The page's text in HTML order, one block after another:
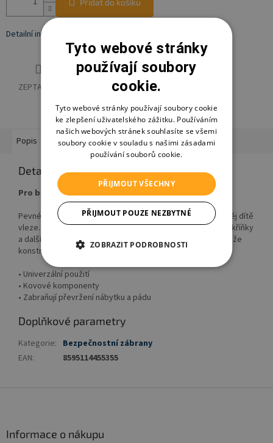
Přidat do košíku
Detailní informace
ZEPTAT SE SDÍLET
Popis Hodnocení Diskuze Značka Ostatní informace
Detailní popis produktu
Pro bezpečný domov
Pevné pásy zabraňují převržení nábytku v případě, že na něj dítě
vleze. Lze je připevnit na šatní skříně, knihovny, komody, skříňky
a další velký nábytek. Pevné kovové komponenty zajišťují, že
konstrukce bude stabilní.
• Univerzální použití
• Kovové komponenty
• Zabraňují převržení nábytku a pádu
Doplňkové parametry
Kategorie: Bezpečnostní zábrany
EAN: 8595114455355
Informace o nákupu
Tyto webové stránky
používají soubory
cookie.
Tyto webové stránky používají soubory cookie
ke zlepšení uživatelského zážitku. Používáním
našich webových stránek souhlasíte se všemi
soubory cookie v souladu s našimi zásadami
používání souborů cookie.
PŘIJMOUT VŠECHNY
PŘIJMOUT POUZE NEZBYTNÉ
ZOBRAZIT PODROBNOSTI